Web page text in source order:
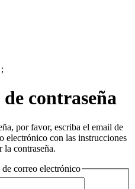
;
contraseña
por favor, escriba el email de
electrónico con las instrucciones
la contraseña.
correo electrónico